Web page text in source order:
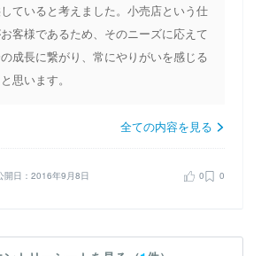
ていると考えました。小売店という仕
客様であるため、そのニーズに応えて
成長に繋がり、常にやりがいを感じる
思います。
全ての内容を見る
開日：2016年9月8日 0 0